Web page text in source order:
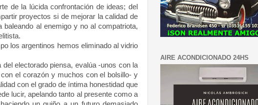
de la lúcida confrontación de ideas; del
proyectos si de mejorar la calidad de
al enemigo y no al compatriota,
los argentinos hemos eliminado al vidrio
electorado piensa, evalúa -unos con la
el corazón y muchos con el bolsillo- y
con el grado de íntima honestidad que
lucir, apelando tanto al presente como a
AIRE ACONDICIONADO 24HS